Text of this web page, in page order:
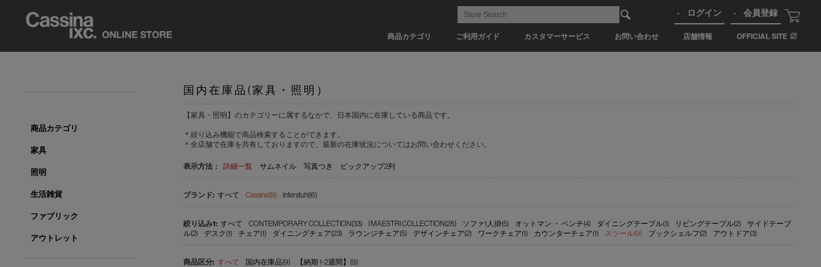
商品カテゴリ ご利用ガイド カスタマーサービス お問い合わせ 店舗情報 OFFICIAL SITE
ログイン 会員登録
国内在庫品(家具・照明）
【家具・照明】のカテゴリーに属するなかで、日本国内に在庫している商品です。
＊絞り込み機能で商品検索することができます。
＊全店舗で在庫を共有しておりますので、最新の在庫状況についてはお問い合わせください。
表示方法： 詳細一覧 サムネイル 写真つき ピックアップ2列
すべて Cassina(9) interstuhl(6)
すべて CONTEMPORARY COLLECTION(33) I MAESTRI COLLECTION(28) ソファ1人掛(5) オットマン ・ ベンチ(4) ダイニングテーブル(1) リビングテーブル(2)
サイドテーブ
ル(2)
デスク(1) チェア(1) ダイニングチェア(23) ラウンジチェア(5) デザインチェア(2) ワークチェア(1) カウンターチェア(1) スツール(9) ブックシェルフ(2) アウトドア(3)
すべて 国内在庫品(9) 【納期 1-2週間】(9)
商品カテゴリ
家具
照明
生活雑貨
ファブリック
アウトレット